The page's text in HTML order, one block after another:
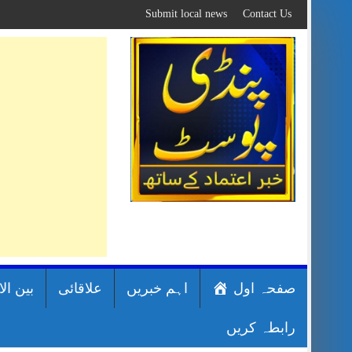
to
content
Contact Us
Submit local news
صفحہ اول اہم خبریں علاقائی بین
رابطہ کریں